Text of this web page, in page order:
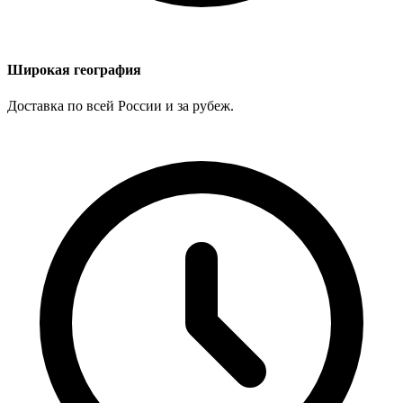
Широкая география
Доставка по всей России и за рубеж.